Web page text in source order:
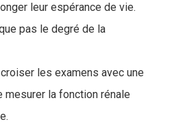
leur espérance de vie.
pas le degré de la
les examens avec une
mesurer la fonction rénale